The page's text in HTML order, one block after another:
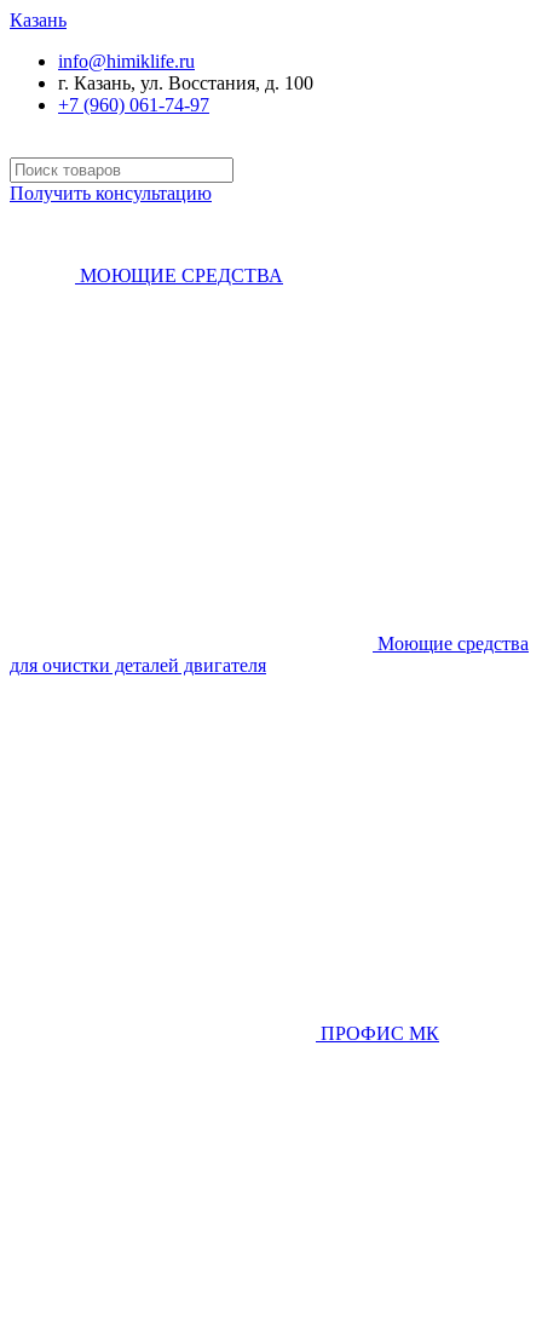
Казань
info@himiklife.ru
г. Казань, ул. Восстания, д. 100
+7 (960) 061-74-97
Получить консультацию
МОЮЩИЕ СРЕДСТВА
Моющие средства
для очистки деталей двигателя
ПРОФИС МК